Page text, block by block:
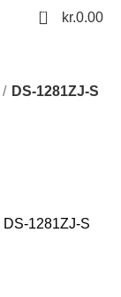
0 kr.0.00
DS-1281ZJ-S
DS-1281ZJ-S